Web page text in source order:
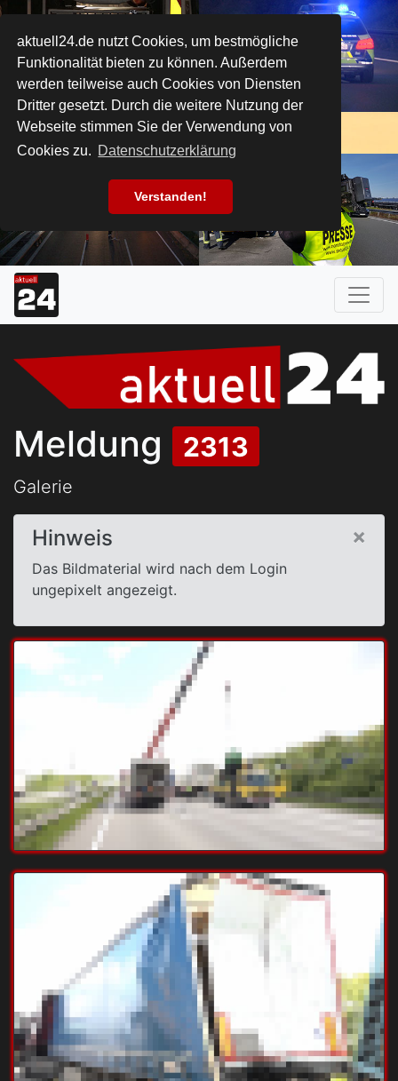
aktuell24.de nutzt Cookies, um bestmögliche
Funktionalität bieten zu können. Außerdem
werden teilweise auch Cookies von Diensten
Dritter gesetzt. Durch die weitere Nutzung der
Webseite stimmen Sie der Verwendung von
Cookies zu. Datenschutzerklärung
Verstanden!
Meldung 2313
Galerie
Hinweis
Das Bildmaterial wird nach dem Login
ungepixelt angezeigt.
×